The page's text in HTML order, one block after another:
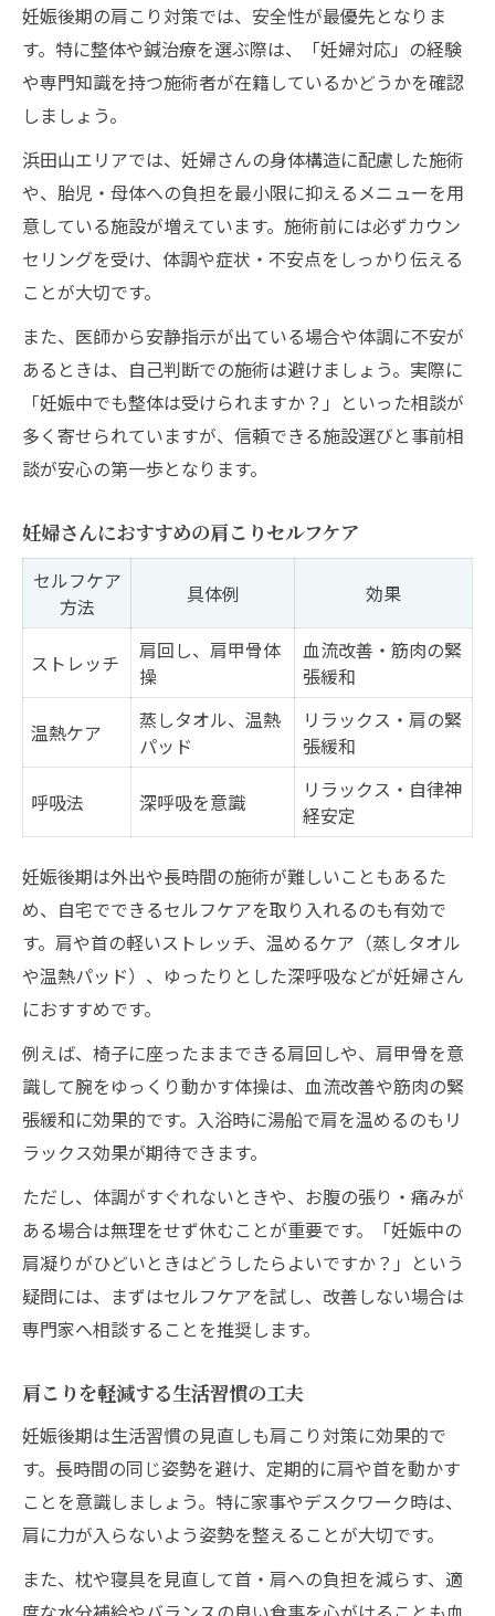
妊娠後期の肩こり対策では、安全性が最優先となりま
す。特に整体や鍼治療を選ぶ際は、「妊婦対応」の経験
や専門知識を持つ施術者が在籍しているかどうかを確認
しましょう。
浜田山エリアでは、妊婦さんの身体構造に配慮した施術
や、胎児・母体への負担を最小限に抑えるメニューを用
意している施設が増えています。施術前には必ずカウン
セリングを受け、体調や症状・不安点をしっかり伝える
ことが大切です。
また、医師から安静指示が出ている場合や体調に不安が
あるときは、自己判断での施術は避けましょう。実際に
「妊娠中でも整体は受けられますか？」といった相談が
多く寄せられていますが、信頼できる施設選びと事前相
談が安心の第一歩となります。
妊婦さんにおすすめの肩こりセルフケア
セルフケア
方法
具体例 効果
ストレッチ
肩回し、肩甲骨体
操
血流改善・筋肉の緊
張緩和
温熱ケア
蒸しタオル、温熱
パッド
リラックス・肩の緊
張緩和
呼吸法 深呼吸を意識
リラックス・自律神
経安定
妊娠後期は外出や長時間の施術が難しいこともあるた
め、自宅でできるセルフケアを取り入れるのも有効で
す。肩や首の軽いストレッチ、温めるケア（蒸しタオル
や温熱パッド）、ゆったりとした深呼吸などが妊婦さん
におすすめです。
例えば、椅子に座ったままできる肩回しや、肩甲骨を意
識して腕をゆっくり動かす体操は、血流改善や筋肉の緊
張緩和に効果的です。入浴時に湯船で肩を温めるのもリ
ラックス効果が期待できます。
ただし、体調がすぐれないときや、お腹の張り・痛みが
ある場合は無理をせず休むことが重要です。「妊娠中の
肩凝りがひどいときはどうしたらよいですか？」という
疑問には、まずはセルフケアを試し、改善しない場合は
専門家へ相談することを推奨します。
肩こりを軽減する生活習慣の工夫
妊娠後期は生活習慣の見直しも肩こり対策に効果的で
す。長時間の同じ姿勢を避け、定期的に肩や首を動かす
ことを意識しましょう。特に家事やデスクワーク時は、
肩に力が入らないよう姿勢を整えることが大切です。
また、枕や寝具を見直して首・肩への負担を減らす、適